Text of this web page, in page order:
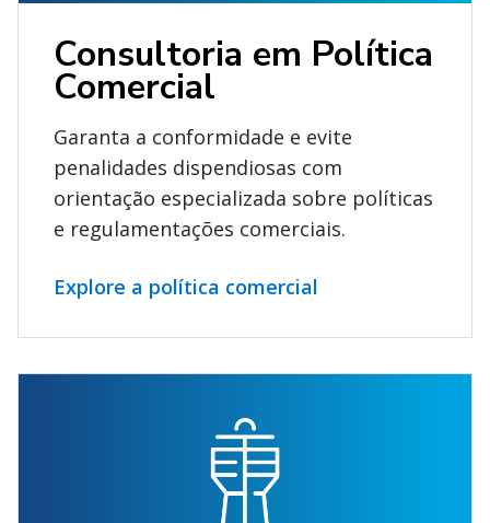
Consultoria em Política
Comercial
Garanta a conformidade e evite
penalidades dispendiosas com
orientação especializada sobre políticas
e regulamentações comerciais.
Explore a política comercial